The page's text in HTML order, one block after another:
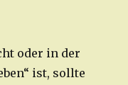
oder in der
ist, sollte